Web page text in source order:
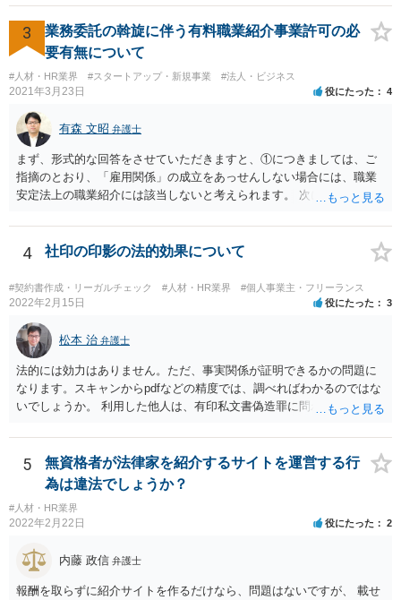
ことが明らかにされました。 この資金決済法第２条の２の定める一
定の要件（内閣府令で定める要件も含む）については、該当条文を見
るだけではなかなか理解し難いところがあるかと思いますし、この掲
示板で回答するには限界がありますので、この分野に詳しそうな弁護
士の方に直接相談なさってみて下さい。 （資金決済法） 第二条の二
金銭債権を有する者（以下この条において「受取人」という。）から
の委託、受取人からの金銭債権の譲受けその他これらに類する方法に
より、当該金銭債権に係る債務者又は当該債務者からの委託（二以上
の段階にわたる委託を含む。）その他これに類する方法により支払を
行う者から弁済として資金を受け入れ、又は他の者に受け入れさせ、
当該受取人に当該資金を移動させる行為（当該資金を当該受取人に交
付することにより移動させる行為を除く。）であって、受取人が個人
（事業として又は事業のために受取人となる場合におけるものを除
く。）であることその他の内閣府令で定める要件を満たすものは、為
替取引に該当するものとする
3
業務委託の斡旋に伴う有料職業紹介事業許可の必
要有無について
#人材・HR業界 #スタートアップ・新規事業 #法人・ビジネス
2021年3月23日 役にたった 4
有森 文昭 弁護士
まず、形式的な回答をさせていただきますと、①につきましては、ご
指摘のとおり、「雇用関係」の成立をあっせんしない場合には、職業
安定法上の職業紹介には該当しないと考えられます。 次に、②につい
は、職業安定法上の職業紹介には該当しないと考えられます。 以上が
形式的な回答になりますが、形式的には、「雇用関係」の成立のあっ
せんではなくとも、実質的には「雇用関係」の成立のあっせんといえ
る場合には、職業紹介に該当すると判断される可能性があります。 こ
の判断は、広範にかつ厳格に行われるので、実質的にみても、問題な
いといえるかには十分注意する必要があります。 また、業務委託契約
のあっせんは、事業主間の商取引を仲介することになりますので、分
野によっては、何らかの許認可等が必要となる可能性がある点にも注
意が必要です。 いずれにしても、慎重に検討、対応いただいた方がよ
いものと存じますので、一度弁護士にご相談いただき、全体的なリー
ガルチェックをしていただくことをお勧めいたします。
4 社印の印影の法的効果について
#契約書作成・リーガルチェック #人材・HR業界 #個人事業主・フリーランス
2022年2月15日 役にたった 3
松本 治 弁護士
法的には効力はありません。ただ、事実関係が証明できるかの問題に
なります。スキャンからpdfなどの精度では、調べればわかるのではな
いでしょうか。 利用した他人は、有印私文書偽造罪に問われることに
なるでしょう。
5
無資格者が法律家を紹介するサイトを運営する行
為は違法でしょうか？
#人材・HR業界
2022年2月22日 役にたった 2
内藤 政信 弁護士
報酬を取らずに紹介サイトを作るだけなら、問題はないですが、 載せ